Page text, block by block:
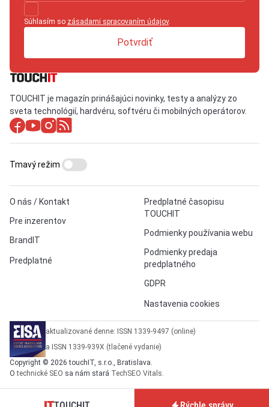
Súhlasím so zásadami spracovaním údajov.
Potvrdiť
TOUCHIT je magazín prinášajúci novinky, testy a analýzy zo
sveta technológií, hardvéru, softvéru či mobilných operátorov.
O nás / Kontakt
Pre inzerentov
BrandIT
Predplatné
Predplatné časopisu
TOUCHIT
Podmienky používania webu
Podmienky predaja
predplatného
GDPR
Nastavenia cookies
Tmavý režim
aktualizované denne: ISSN 1339-9497 (online)
a ISSN 1339-939X (tlačené vydanie)
Copyright © 2026 touchIT, s.r.o., Bratislava.
Otechnické SEO sa nám stará TechSEO Vitals.